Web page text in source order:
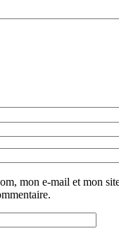
mon e-mail et mon